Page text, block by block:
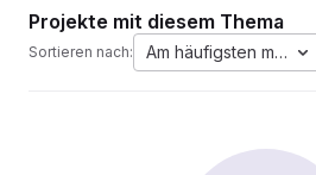
Projekte mit diesem Thema
Sortieren nach: Am häufigsten markiert